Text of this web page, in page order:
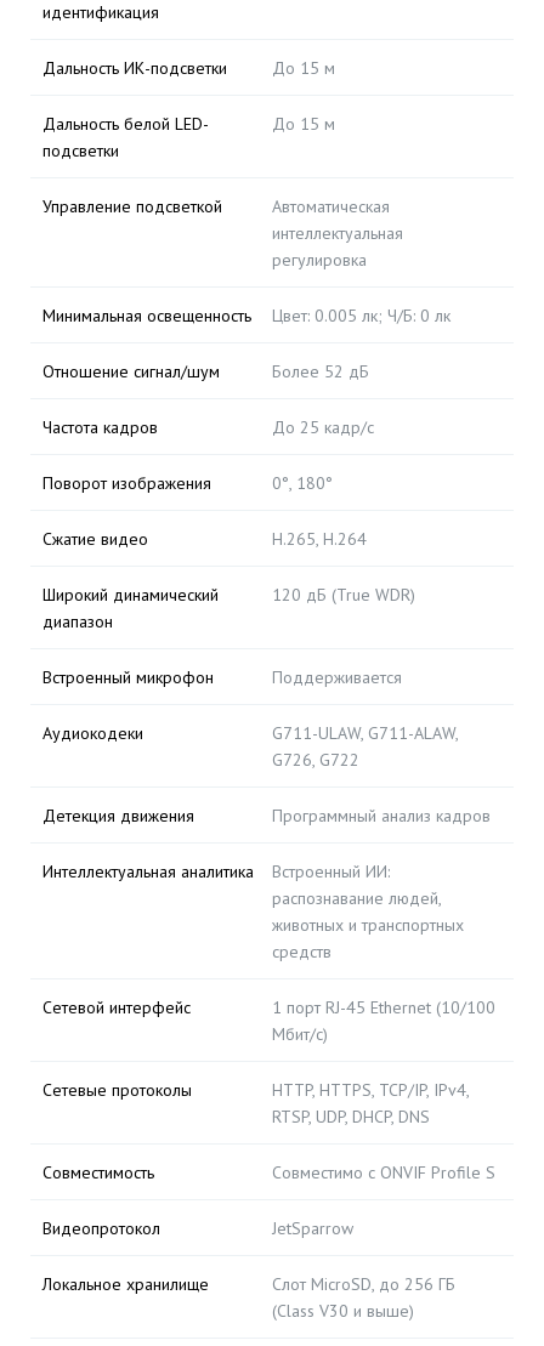
идентификация
Дальность ИК-подсветки До 15 м
Дальность белой LED-
подсветки
До 15 м
Управление подсветкой
Автоматическая
интеллектуальная
регулировка
Минимальная освещенность Цвет: 0.005 лк; Ч/Б: 0 лк
Отношение сигнал/шум Более 52 дБ
Частота кадров До 25 кадр/с
Поворот изображения 0°, 180°
Сжатие видео H.265, H.264
Широкий динамический
диапазон
120 дБ (True WDR)
Встроенный микрофон Поддерживается
Аудиокодеки
G711-ULAW, G711-ALAW,
G726, G722
Детекция движения Программный анализ кадров
Интеллектуальная аналитика
Встроенный ИИ:
распознавание людей,
животных и транспортных
средств
Сетевой интерфейс
1 порт RJ-45 Ethernet (10/100
Мбит/с)
Сетевые протоколы
HTTP, HTTPS, TCP/IP, IPv4,
RTSP, UDP, DHCP, DNS
Совместимость Совместимо с ONVIF Profile S
Видеопротокол JetSparrow
Локальное хранилище
Слот MicroSD, до 256 ГБ
(Class V30 и выше)